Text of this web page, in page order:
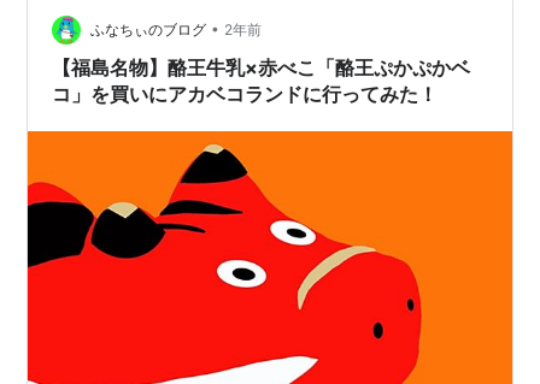
ので、観光ついでに探してみてはいかがでしょうか？ 御
薬園に咲く彼岸花をいろんなバリエ…
ふなちぃのブログ • 2年前
【福島名物】酪王牛乳×赤べこ「酪王ぷかぷかベ
コ」を買いにアカベコランドに行ってみた！